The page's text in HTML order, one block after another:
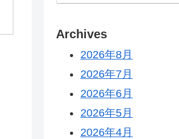
Archives
2026年8月
2026年7月
2026年6月
2026年5月
2026年4月